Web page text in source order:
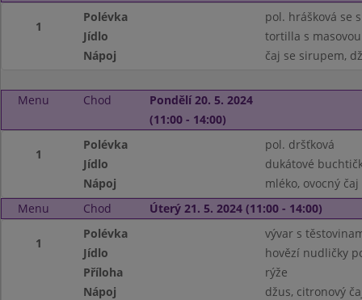
1
Polévka
pol. hrášková se
Jídlo
tortilla s
Nápoj
čaj se sirupem,
Menu Chod
Pondělí 20. 5. 2024
(11:00 - 14:00)
1
Polévka
pol. dršťková
Jídlo
dukátové
Nápoj
mléko, ovocný čaj
Menu
Chod Úterý 21. 5. 2024 (11:00 - 14:00)
1
Polévka
vývar s
Jídlo
hovězí nudličky
Příloha
rýže
Nápoj
džus, citronový